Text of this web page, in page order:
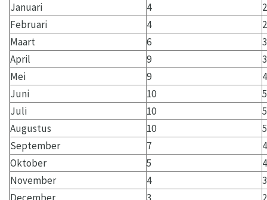
Januari
4
2
Februari
4
2
Maart
6
3
April
9
3
Mei
9
4
Juni
10
5
Juli
10
5
Augustus
10
5
September
7
4
Oktober
5
4
November
4
3